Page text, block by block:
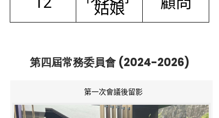
姑娘
第四屆常務委員會 (2024-2026)
第一次會議後留影